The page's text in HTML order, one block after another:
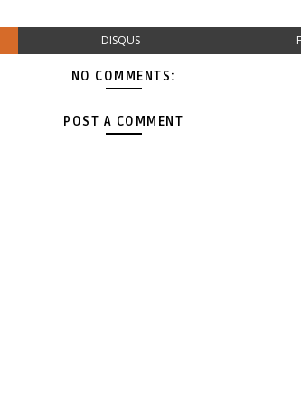
DISQUS
NO COMMENTS:
POST A COMMENT